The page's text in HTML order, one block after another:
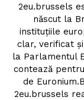
2eu.brussels
născut la
instituțiile
clar, verificat
la Parlamentul
contează
de
2eu.brussels